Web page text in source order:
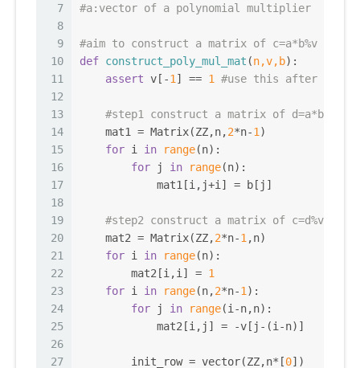
7
8
9
10
11
12
13
14
15
16
17
18
19
20
21
22
23
24
25
26
27
#a:vector of a polynomial multiplier
#aim to construct a matrix of c=a*b%v
def construct_poly_mul_mat (n,v,b):
assert v[-1 ] == 1 #use this after monic
#step1 construct a matrix of d=a*b
    mat1 = Matrix(ZZ,n,
2*n-1 )
for i in range(n):
for j in range(n):
            mat1[i,j+i] = b[j]
#step2 construct a matrix of c=d%v
    mat2 = Matrix(ZZ,
2*n-1 ,n)
for i in range(n):
        mat2[i,i] =
1
for i in range(n,2*n-1 ):
for j in range(i-n,n):
            mat2[i,j] = -v[j-(i-n)]
        init_row = vector(ZZ,n*[
0])